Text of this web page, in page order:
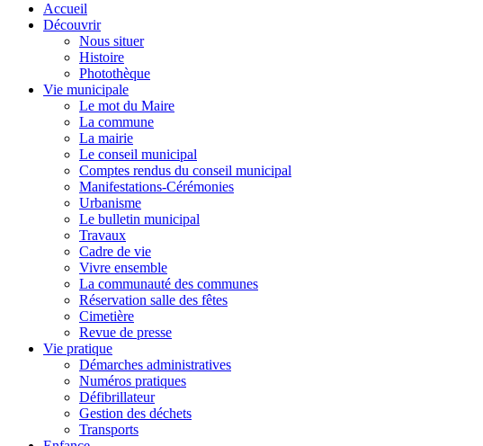
Accueil
Découvrir
Nous situer
Histoire
Photothèque
Vie municipale
Le mot du Maire
La commune
La mairie
Le conseil municipal
Comptes rendus du conseil municipal
Manifestations-Cérémonies
Urbanisme
Le bulletin municipal
Travaux
Cadre de vie
Vivre ensemble
La communauté des communes
Réservation salle des fêtes
Cimetière
Revue de presse
Vie pratique
Démarches administratives
Numéros pratiques
Défibrillateur
Gestion des déchets
Transports